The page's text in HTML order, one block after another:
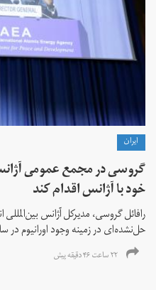
ايران
گروسی در مجمع عمومی
خود با آژانس اقدام کند
رافائل گروسی، مدیرکل آژانس بین‌المللی
حل‌نشده‌ای در زمینه وجود اورانیوم
۲۲ ساعت ۴۶ دقیقه پیش